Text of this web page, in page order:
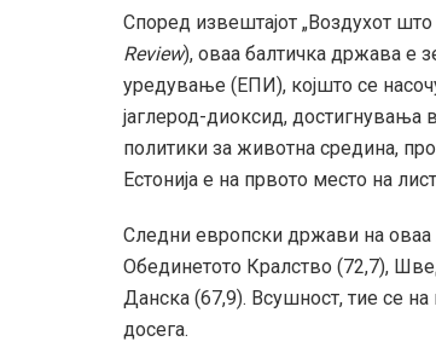
Според извештајот „Воздухот
Review), оваа балтичка држава е
уредување (ЕПИ), којшто се
јаглерод-диоксид, достигнувања
политики за животна средина,
Естонија е на првото место на
Следни европски држави на оваа
Обединетото Кралство (72,7),
Данска (67,9). Всушност, тие се на
досега.